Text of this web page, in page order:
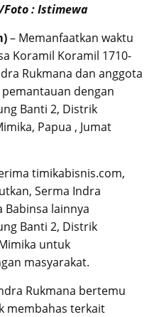
Foto : Istimewa
– Memanfaatkan waktu
Koramil Koramil 1710-
Rukmana dan anggota
dengan
Banti 2, Distrik
Papua , Jumat
timikabisnis.com,
Serma Indra
Babinsa lainnya
Banti 2, Distrik
untuk
masyarakat.
Rukmana bertemu
membahas terkait